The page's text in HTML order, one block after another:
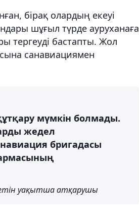
бірақ олардың екеуі
шұғыл түрде ауруханаға
тергеуді бастапты. Жол
санавиациямен
мүмкін болмады.
жедел
бригадасы
уақытша атқарушы